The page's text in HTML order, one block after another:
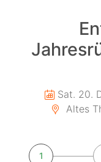
Sat. 20.
Altes
1